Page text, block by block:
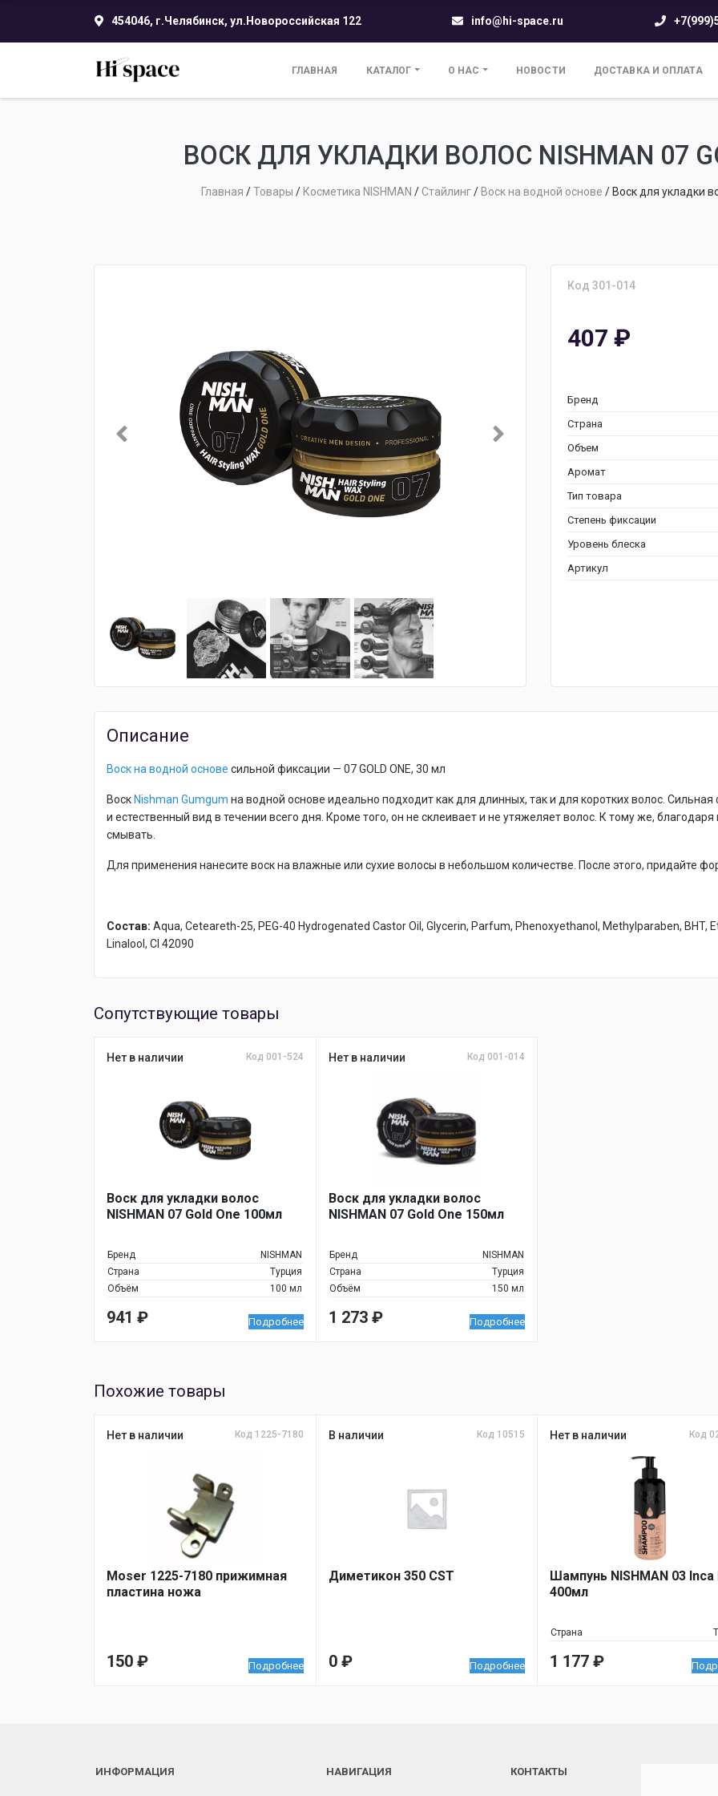
454046, г.Челябинск, ул.Новороссийская 122 info@hi-space.ru
ГЛАВНАЯ КАТАЛОГ О НАС НОВОСТИ ДОСТАВКА И ОПЛАТА
ВОСК ДЛЯ УКЛАДКИ ВОЛОС NISHMAN 07
Главная /Товары / Косметика NISHMAN /Стайлинг/ Воск на водной основе / Воск для укладки
Код 301-014
407 ₽
Бренд
Страна
Объем
Аромат
Тип товара
Степень фиксации
Уровень блеска
Артикул
Описание
Воск на водной основе сильной фиксации — 07 GOLD ONE, 30 мл
Воск Nishman Gumgum на водной основе идеально подходит как для длинных, так и для коротких волос.
и естественный вид в течении всего дня. Кроме того, он не склеивает и не утяжеляет волос. К тому же, благодаря
смывать.
Для применения нанесите воск на влажные или сухие волосы в небольшом количестве. После этого, придайте
Состав: Aqua, Ceteareth-25, PEG-40 Hydrogenated Castor Oil, Glycerin, Parfum, Phenoxyethanol, Methylparaben, BHT,
Linalool, CI 42090
Сопутствующие товары
Нет в наличии Код 001-524
Воск для укладки волос
NISHMAN 07 Gold One 100мл
Бренд
NISHMAN
Страна
Турция
Объём
100 мл
941 ₽ Подробнее
Нет в наличии Код 001-014
Воск для укладки волос
NISHMAN 07 Gold One 150мл
Бренд
NISHMAN
Страна
Турция
Объём
150 мл
1 273 ₽ Подробнее
Похожие товары
Нет в наличии Код 1225-7180
Moser 1225-7180 прижимная
пластина ножа
150 ₽ Подробнее
В наличии Код 10515
Диметикон 350 CST
0 ₽ Подробнее
Нет в наличии Код
Шампунь NISHMAN 03 Inca
400мл
Страна
1 177 ₽
ИНФОРМАЦИЯ НАВИГАЦИЯ КОНТАКТЫ